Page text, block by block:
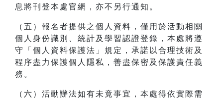
息將刊登本處官網，亦不另行通知。
（五）報名者提供之個人資料，僅用於活動相關
個人身份識別、統計及學習認證登錄，本處將遵
守「個人資料保護法」規定，承諾以合理技術及
程序盡力保護個人隱私，善盡保密及保護責任義
務。
（六）活動辦法如有未竟事宜，本處得依實際需